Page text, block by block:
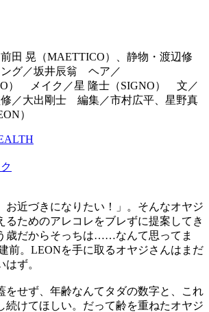
田 晃（MAETTICO）、静物・渡辺修
グ／坂井辰翁 ヘア／
） メイク／星 隆士（SIGNO） 文／
／大出剛士 編集／市村広平、星野真
）
お近づきになりたい！」。そんなオヤジ
るためのアレコレをブレずに提案してき
歳だからそっちは……なんて思ってま
前。LEONを手に取るオヤジさんはまだ
ず。
をせず、年齢なんてタダの数字と、これ
続けてほしい。だって齢を重ねたオヤジ